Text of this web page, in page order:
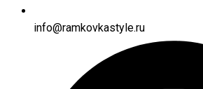
info@ramkovkastyle.ru